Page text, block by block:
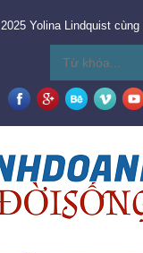
Yolina Lindquist